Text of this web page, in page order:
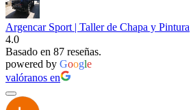
Argencar Sport | Taller de Chapa y Pintura
4.0
Basado en 87 reseñas.
powered by Google
valóranos en